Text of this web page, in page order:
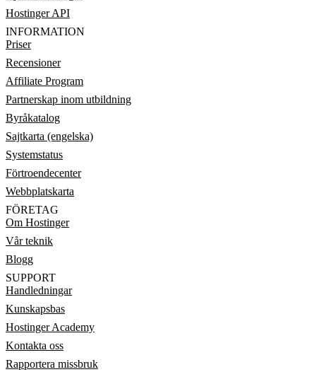
Hostinger API
INFORMATION
Priser
Recensioner
Affiliate Program
Partnerskap inom utbildning
Byråkatalog
Sajtkarta (engelska)
Systemstatus
Förtroendecenter
Webbplatskarta
FÖRETAG
Om Hostinger
Vår teknik
Blogg
SUPPORT
Handledningar
Kunskapsbas
Hostinger Academy
Kontakta oss
Rapportera missbruk